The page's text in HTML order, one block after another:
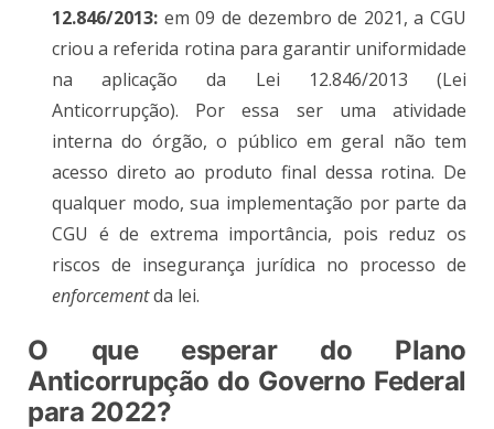
12.846/2013: em 09 de dezembro de 2021, a CGU
criou a referida rotina para garantir uniformidade
na aplicação da Lei 12.846/2013 (Lei
Anticorrupção). Por essa ser uma atividade
interna do órgão, o público em geral não tem
acesso direto ao produto final dessa rotina. De
qualquer modo, sua implementação por parte da
CGU é de extrema importância, pois reduz os
riscos de insegurança jurídica no processo de
enforcementda lei.
O que esperar do Plano
Anticorrupção do Governo Federal
para 2022?